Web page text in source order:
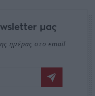
μας
ημέρας στο email